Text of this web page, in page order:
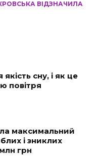
ВІДЗНАЧИЛА
сну, і як це
повітря
максимальний
і зниклих
грн